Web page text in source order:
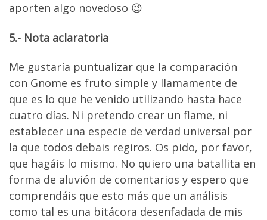
aporten algo novedoso 😉
5.- Nota aclaratoria
Me gustaría puntualizar que la comparación
con Gnome es fruto simple y llamamente de
que es lo que he venido utilizando hasta hace
cuatro días. Ni pretendo crear un flame, ni
establecer una especie de verdad universal por
la que todos debais regiros. Os pido, por favor,
que hagáis lo mismo. No quiero una batallita en
forma de aluvión de comentarios y espero que
comprendáis que esto más que un análisis
como tal es una bitácora desenfadada de mis